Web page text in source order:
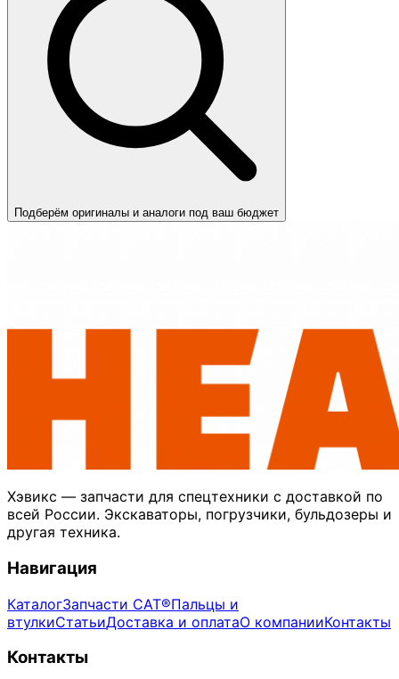
Подберём оригиналы и аналоги под ваш бюджет
Хэвикс — запчасти для спецтехники с доставкой по
всей России. Экскаваторы, погрузчики, бульдозеры и
другая техника.
Навигация
КаталогЗапчасти CAT®Пальцы и
втулкиСтатьиДоставка и оплатаО компанииКонтакты
Контакты